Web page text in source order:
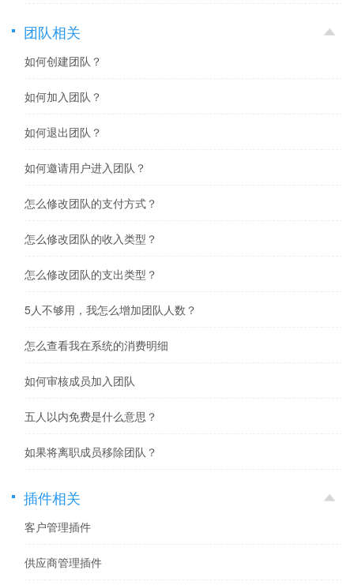
团队相关
如何创建团队？
如何加入团队？
如何退出团队？
如何邀请用户进入团队？
怎么修改团队的支付方式？
怎么修改团队的收入类型？
怎么修改团队的支出类型？
5人不够用，我怎么增加团队人数？
怎么查看我在系统的消费明细
如何审核成员加入团队
五人以内免费是什么意思？
如果将离职成员移除团队？
插件相关
客户管理插件
供应商管理插件